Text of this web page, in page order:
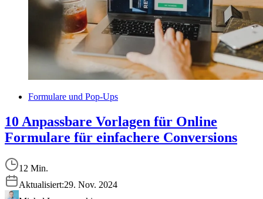
Formulare und Pop-Ups
10 Anpassbare Vorlagen für Online
Formulare für einfachere Conversions
12 Min.
Aktualisiert:29. Nov. 2024